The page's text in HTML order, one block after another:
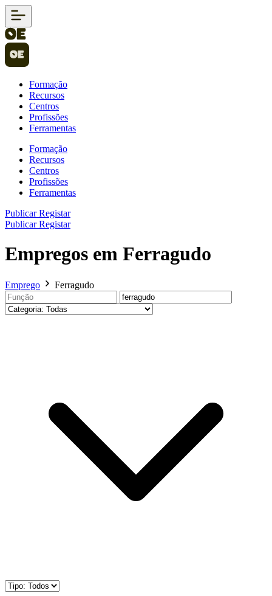
Formação
Recursos
Centros
Profissões
Ferramentas
Formação
Recursos
Centros
Profissões
Ferramentas
PublicarRegistar
PublicarRegistar
Empregos em Ferragudo
Emprego Ferragudo